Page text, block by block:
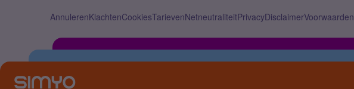
AnnulerenKlachtenCookiesTarievenNetneutraliteitPrivacyDisclaimerVoorwaarden